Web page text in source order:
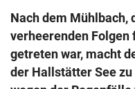
search
Suchbegriff
eingeben
Nach dem Mühlbach,
verheerenden
getreten war, macht
der Hallstätter See